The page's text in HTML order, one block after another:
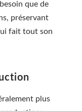
que de
préservant
fait tout son
plus